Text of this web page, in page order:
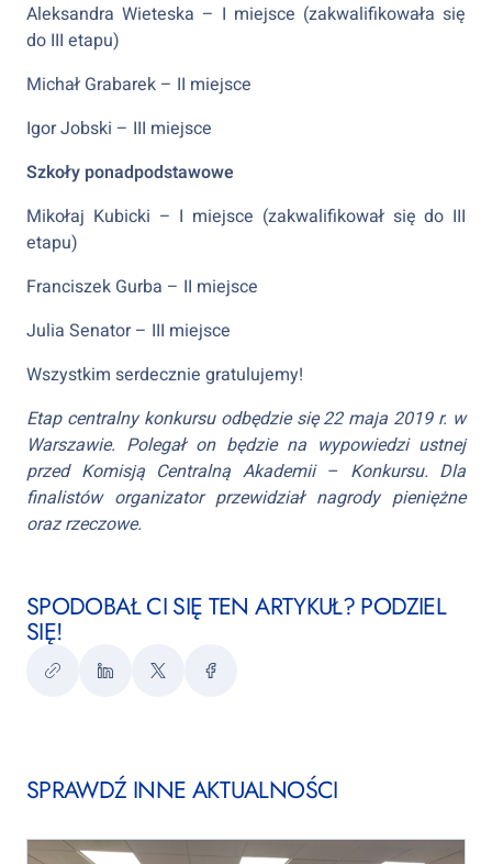
Aleksandra Wieteska – I miejsce (zakwalifikowała się
do III etapu)
Michał Grabarek – II miejsce
Igor Jobski – III miejsce
Szkoły ponadpodstawowe
Mikołaj Kubicki – I miejsce (zakwalifikował się do III
etapu)
Franciszek Gurba – II miejsce
Julia Senator – III miejsce
Wszystkim serdecznie gratulujemy!
Etap centralny konkursu odbędzie się 22 maja 2019 r. w
Warszawie. Polegał on będzie na wypowiedzi ustnej
przed Komisją Centralną Akademii – Konkursu. Dla
finalistów organizator przewidział nagrody pieniężne
oraz rzeczowe.
SPODOBAŁ CI SIĘ TEN ARTYKUŁ? PODZIEL
SIĘ!
KopiujLinkedInTwitterFacebook
SPRAWDŹ INNE AKTUALNOŚCI